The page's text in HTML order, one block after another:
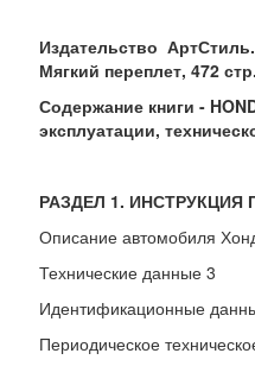
Издательство
Мягкий переплет, 472 стр.
Содержание книги -
эксплуатации,
РАЗДЕЛ 1.
Описание автомобиля
Технические данные 3
Идентификационные
Периодическое